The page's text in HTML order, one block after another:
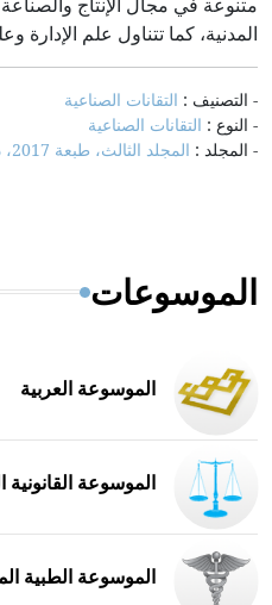
المدنية، كما تتناول علم الإدارة
- التصنيف : التقانات الصناعية
- النوع : التقانات الصناعية
- المجلد : المجلد الثالث، طبعة 2017، دمشق
الموسوعات
الموسوعة العربية
الموسوعة
الموسوعة الطبية